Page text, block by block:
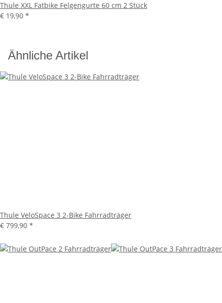
Thule XXL Fatbike Felgengurte 60 cm 2 Stück
€ 19,90 *
Ähnliche Artikel
Thule VeloSpace 3 2-Bike Fahrradträger
€ 799,90 *